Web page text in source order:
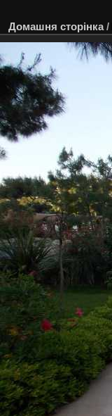
Домашня сторінка/